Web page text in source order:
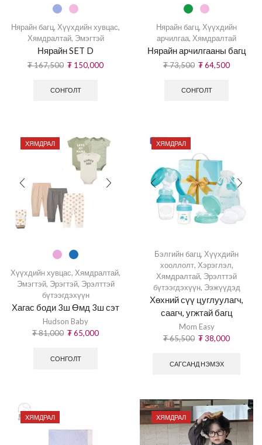
Нярайн багц, Хүүхдийн хувцас,
Хямдралтай, Эмэгтэй
Нярайн SET D
₮167,500 ₮ 150,000
СОНГОЛТ
Нярайн багц, Хүүхдийн
арчилгаа, Хямдралтай
Нярайн арчилгааны багц
₮73,500 ₮64,500
СОНГОЛТ
ХЯМДРАЛ
Хүүхдийн хувцас, Хямдралтай,
Эмэгтэй, Эрэгтэй, Эрэлттэй
бүтээгдэхүүн
Хагас боди 3ш Өмд 3ш сэт
Hudson Baby
₮81,000 ₮65,000
СОНГОЛТ
ХЯМДРАЛ
Бэлгийн багц, Хүүхдийн
хооллолт, Хэрэглэл,
Хямдралтай, Эрэлттэй
бүтээгдэхүүн, Ээжүүдэд
Хөхний сүү цуглуулагч,
саагч, угжтай багц
Mom Easy
₮65,500 ₮38,000
САГСАНД НЭМЭХ
ХЯМДРАЛ ХЯМДРАЛ